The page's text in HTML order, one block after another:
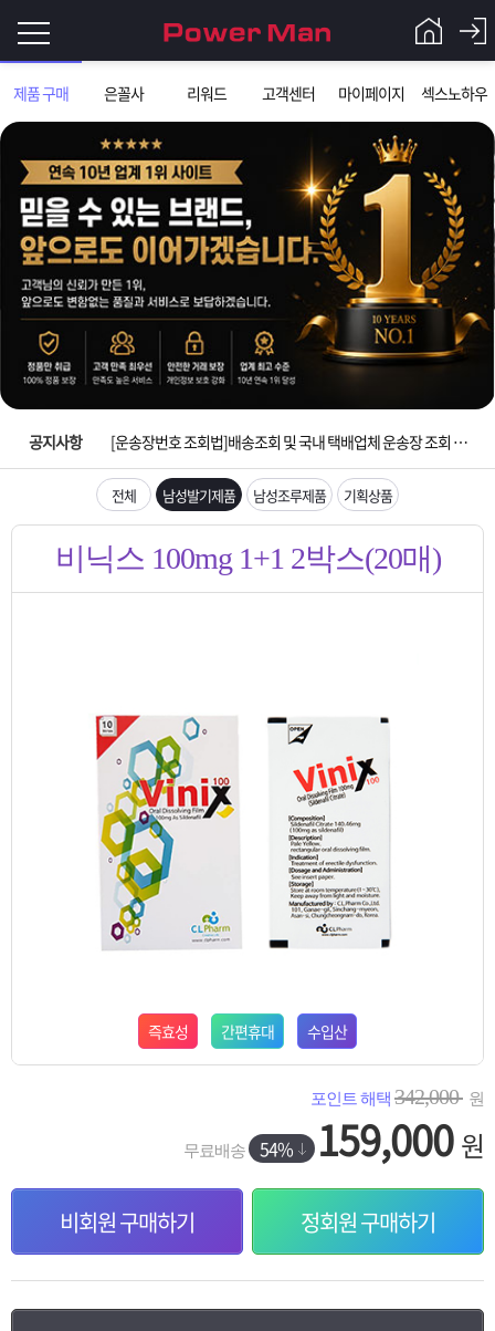
제품 구매 은꼴사 리워드 고객센터 마이페이지 섹스노하우
그
인
이
필
요
니
로
Q&A
파
워
맨
제
품
은
공지사항
입금확인이 안되는 상황을 대비해 꼭 입금후 고객센터 연락바랍니다.
[2026구정 연휴]설 연휴 배송 및 휴무 안내
[ios앱 오픈]아이폰 고객 앱설치 가능합니다.
[무인택배함 이용 안내] 집 밖에 주소로 택배 받기
전체 남성발기제품 남성조루제품 기획상품
비닉스 100mg 1+1 2박스(20매)
즉효성 간편휴대 수입산
포인트 해택 342,000 원
무료배송 54% 159,000원
비회원 구매하기 정회원 구매하기